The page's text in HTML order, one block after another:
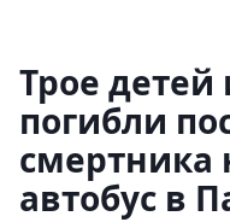
Трое детей
погибли
автобус в